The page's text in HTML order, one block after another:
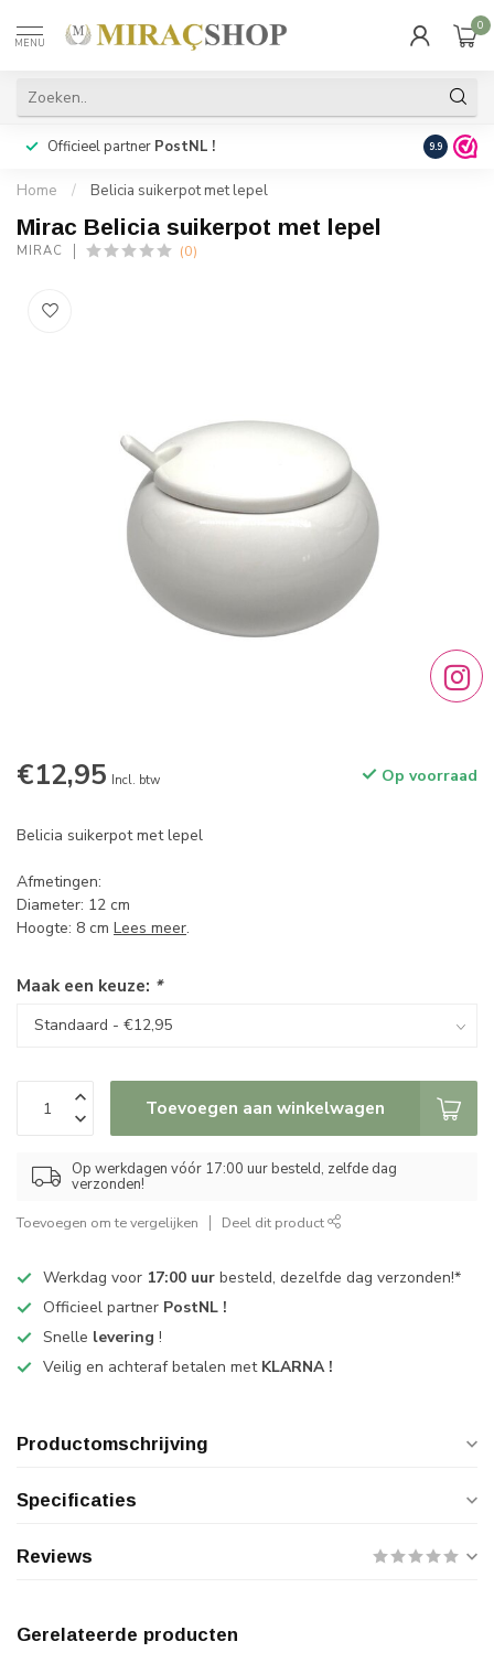
MENU
0
Officieel partner PostNL ! Snelle
9.9
Home / Belicia suikerpot met lepel
Mirac Belicia suikerpot met lepel
MIRAC (0)
€12,95 Incl. btw Op voorraad
Belicia suikerpot met lepel
Afmetingen:
Diameter: 12 cm
Hoogte: 8 cm Lees meer.
Maak een keuze: *
Toevoegen aan winkelwagen
Op werkdagen vóór 17:00 uur besteld, zelfde dag
verzonden!
Toevoegen om te vergelijken Deel dit product
Werkdag voor 17:00 uur besteld, dezelfde dag verzonden!*
Officieel partner PostNL !
Snelle levering !
Veilig en achteraf betalen met KLARNA !
Productomschrijving
Specificaties
Reviews
Gerelateerde producten